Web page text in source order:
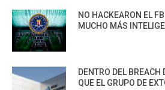
NO HACKEARON EL
MUCHO MÁS
DENTRO DEL
QUE EL GRUPO DE